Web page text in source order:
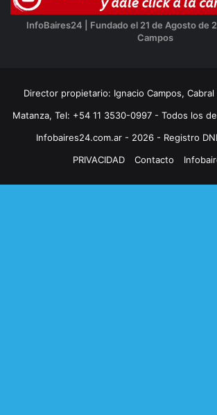
InfoBaires24 | Fundado el 21 de Agosto de
Campos
Director propietario: Ignacio Campos, Cabral
Matanza, Tel: +54 11 3530-0997 - Todos los
Infobaires24.com.ar - 2026 - Registro
PRIVACIDAD
Contacto